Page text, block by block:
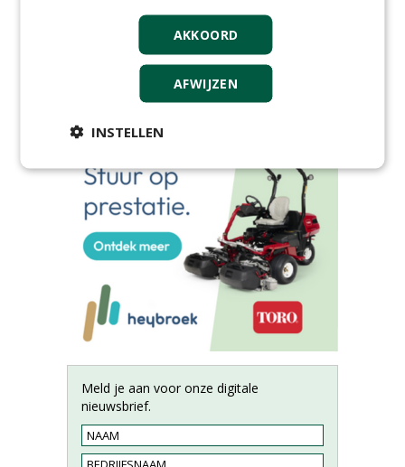
Meld je aan voor onze digitale
nieuwsbrief.
AKKOORD
AFWIJZEN
INSTELLEN